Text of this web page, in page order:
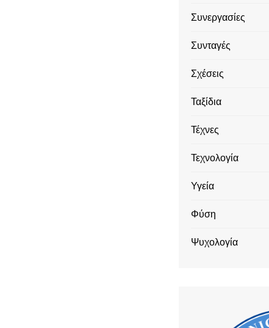
Συνεργασίες
Συνταγές
Σχέσεις
Ταξίδια
Τέχνες
Τεχνολογία
Υγεία
Φύση
Ψυχολογία